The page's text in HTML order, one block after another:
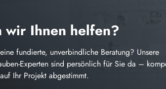
wir Ihnen helfen?
fundierte, unverbindliche Beratung? Unsere
Experten sind persönlich für Sie da –
Ihr Projekt abgestimmt.